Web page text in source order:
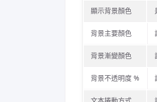
顯示背景顏色
背景主要顏色
背景漸變顏色
背景不透明度 %